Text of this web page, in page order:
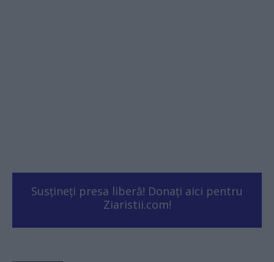
Susțineți presa liberă! Donați aici pentru
Ziaristii.com!